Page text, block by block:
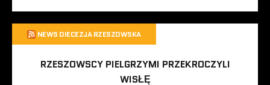
NEWS DIECEZJA RZESZOWSKA
RZESZOWSCY PIELGRZYMI PRZEKROCZYLI
WISŁĘ